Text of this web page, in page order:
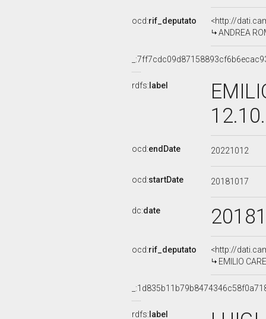
ocd:rif_deputato
<http://
ANDREA
rdfs: label
ocd:endDate 20221012
ocd:startDate 20181017
dc:date
ocd:rif_deputato
<http://
EMILIO
rdfs: label